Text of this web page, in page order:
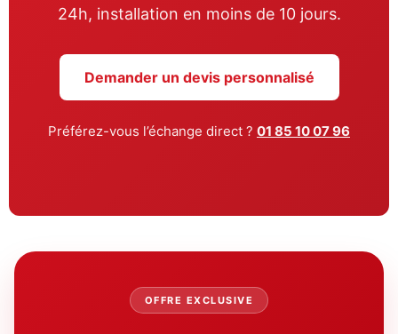
24h, installation en moins de 10 jours.
Demander un devis personnalisé
Préférez-vous l’échange direct ? 01 85 10 07 96
OFFRE EXCLUSIVE